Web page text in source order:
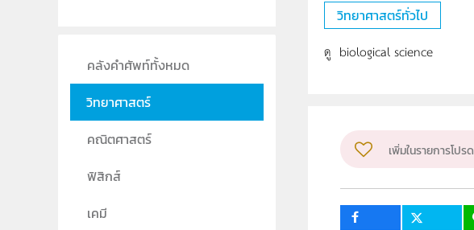
วิทยาศาสตร์ทั่วไป
ดู biological science
เพิ่มในรายการโปรด
คลังคำศัพท์ทั้งหมด
วิทยาศาสตร์
คณิตศาสตร์
ฟิสิกส์
เคมี